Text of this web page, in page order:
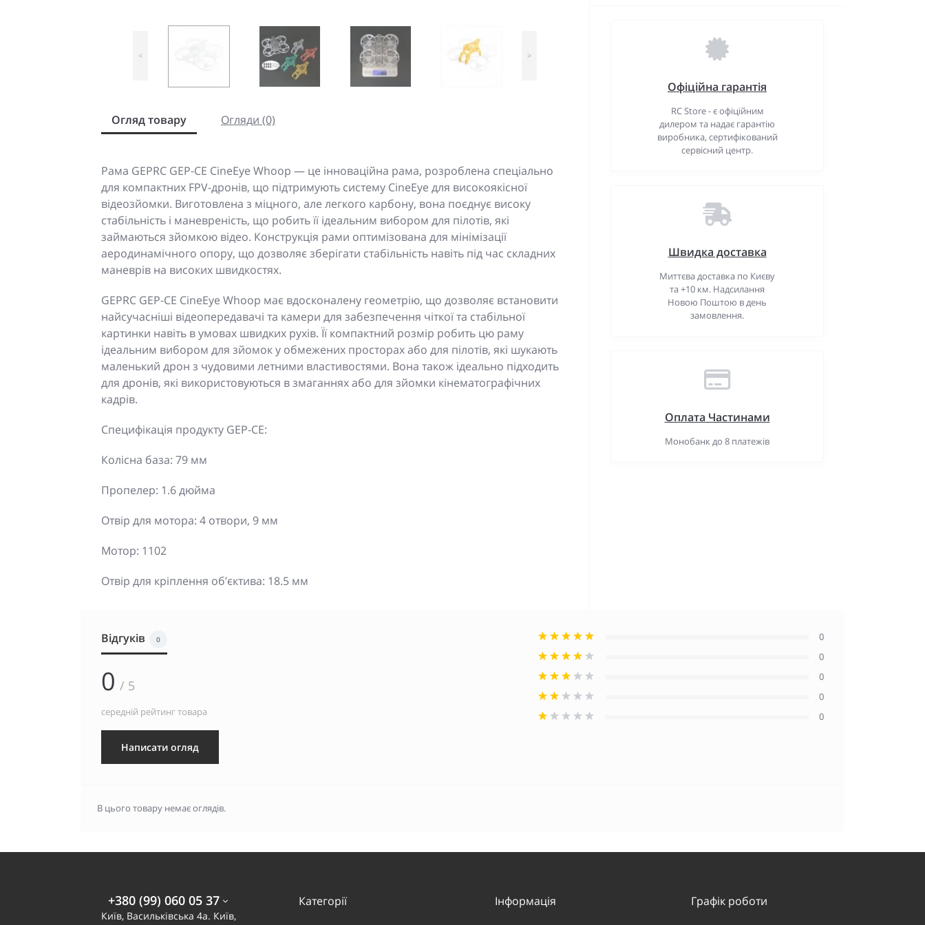
< >
Огляд товару Огляди (0)
Рама GEPRC GEP-CE CineEye Whoop — це інноваційна рама, розроблена спеціально
для компактних FPV-дронів, що підтримують систему CineEye для високоякісної
відеозйомки. Виготовлена з міцного, але легкого карбону, вона поєднує високу
стабільність і маневреність, що робить її ідеальним вибором для пілотів, які
займаються зйомкою відео. Конструкція рами оптимізована для мінімізації
аеродинамічного опору, що дозволяє зберігати стабільність навіть під час складних
маневрів на високих швидкостях.
GEPRC GEP-CE CineEye Whoop має вдосконалену геометрію, що дозволяє встановити
найсучасніші відеопередавачі та камери для забезпечення чіткої та стабільної
картинки навіть в умовах швидких рухів. Її компактний розмір робить цю раму
ідеальним вибором для зйомок у обмежених просторах або для пілотів, які шукають
маленький дрон з чудовими летними властивостями. Вона також ідеально підходить
для дронів, які використовуються в змаганнях або для зйомки кінематографічних
кадрів.
Специфікація продукту GEP-CE:
Колісна база: 79 мм
Пропелер: 1.6 дюйма
Отвір для мотора: 4 отвори, 9 мм
Мотор: 1102
Отвір для кріплення об’єктива: 18.5 мм
Офіційна гарантія
RC Store - є офіційним
дилером та надає гарантію
виробника, сертифікований
сервісний центр.
Швидка доставка
Миттєва доставка по Києву
та +10 км. Надсилання
Новою Поштою в день
замовлення.
Оплата Частинами
Монобанк до 8 платежів
Відгуків 0
0 / 5
середній рейтинг товара
Написати огляд
0
0
0
0
0
В цього товару немає оглядів.
+380 (99) 060 05 37
Київ, Васильківська 4а. Київ,
Категорії Інформація Графік роботи